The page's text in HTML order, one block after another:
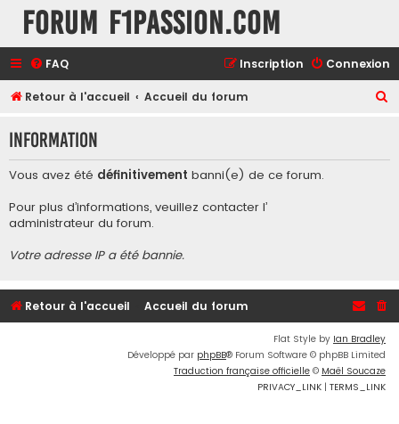
Forum F1Passion.com
FAQ Connexion
Inscription
Retour à l'accueil Accueil du forum
h
Information
Vous avez été définitivement banni(e) de ce forum.
Pour plus d’informations, veuillez contacter l’
administrateur du forum.
Votre adresse IP a été bannie.
Retour à l'accueil Accueil du forum
Flat Style by Ian Bradley
Développé par phpBB® Forum Software © phpBB Limited
Traduction française officielle © Maël Soucaze
PRIVACY_LINK | TERMS_LINK